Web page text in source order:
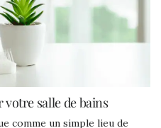
salle de bains
comme un simple lieu de